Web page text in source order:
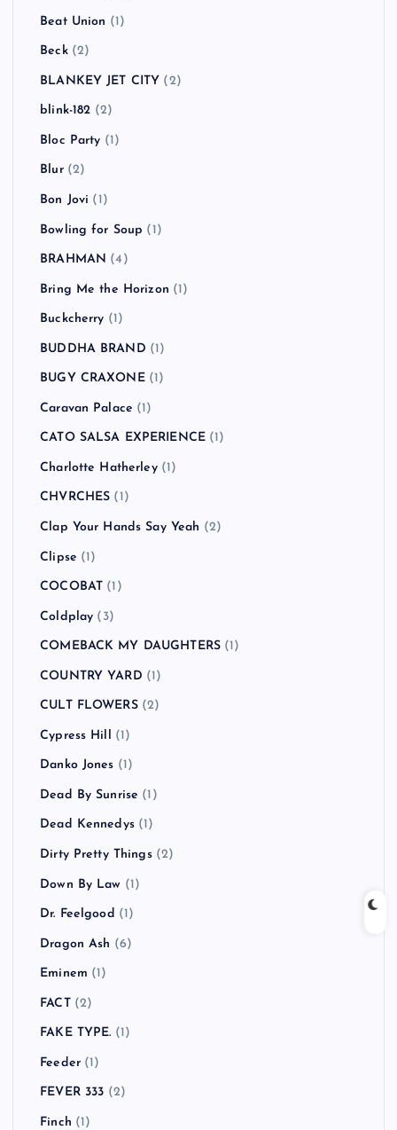
Beat Union (1)
Beck(2)
BLANKEY JET CITY (2)
blink-182 (2)
Bloc Party (1)
Blur(2)
Bon Jovi (1)
Bowling for Soup (1)
BRAHMAN (4)
Bring Me the Horizon (1)
Buckcherry (1)
BUDDHA BRAND (1)
BUGY CRAXONE(1)
Caravan Palace (1)
CATO SALSA EXPERIENCE (1)
Charlotte Hatherley(1)
CHVRCHES (1)
Clap Your Hands Say Yeah (2)
Clipse (1)
COCOBAT (1)
Coldplay (3)
COMEBACK MY DAUGHTERS (1)
COUNTRY YARD (1)
CULT FLOWERS(2)
Cypress Hill (1)
Danko Jones (1)
Dead By Sunrise (1)
Dead Kennedys(1)
Dirty Pretty Things(2)
Down By Law (1)
Dr. Feelgood (1)
Dragon Ash (6)
Eminem (1)
FACT(2)
FAKE TYPE. (1)
Feeder(1)
FEVER 333 (2)
Finch (1)